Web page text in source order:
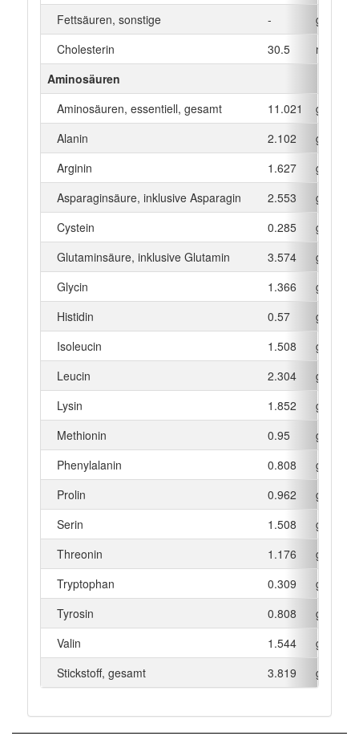
Fettsäuren, sonstige
-
g
Cholesterin
30.5
mg
Aminosäuren
Aminosäuren, essentiell, gesamt
11.021
g
Alanin
2.102
g
Arginin
1.627
g
Asparaginsäure, inklusive Asparagin
2.553
g
Cystein
0.285
g
Glutaminsäure, inklusive Glutamin
3.574
g
Glycin
1.366
g
Histidin
0.57
g
Isoleucin
1.508
g
Leucin
2.304
g
Lysin
1.852
g
Methionin
0.95
g
Phenylalanin
0.808
g
Prolin
0.962
g
Serin
1.508
g
Threonin
1.176
g
Tryptophan
0.309
g
Tyrosin
0.808
g
Valin
1.544
g
Stickstoff, gesamt
3.819 g